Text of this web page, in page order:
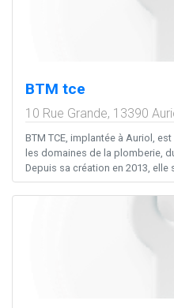
BTM tce
10 Rue Grande, 13390
BTM TCE, implantée à Auriol,
les domaines de la plomberie,
Depuis sa création en 2013, elle